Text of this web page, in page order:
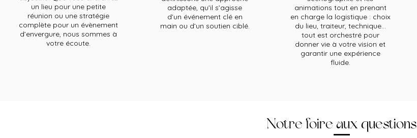
un lieu pour une petite
réunion ou une stratégie
complète pour un évènement
d’envergure, nous sommes à
votre écoute.
adaptée, qu’il s’agisse
d’un événement clé en
main ou d’un soutien ciblé.
animations tout en prenant
en charge la logistique : choix
du lieu, traiteur, technique...
tout est orchestré pour
donner vie à votre vision et
garantir une expérience
fluide.
Notre foire aux questions